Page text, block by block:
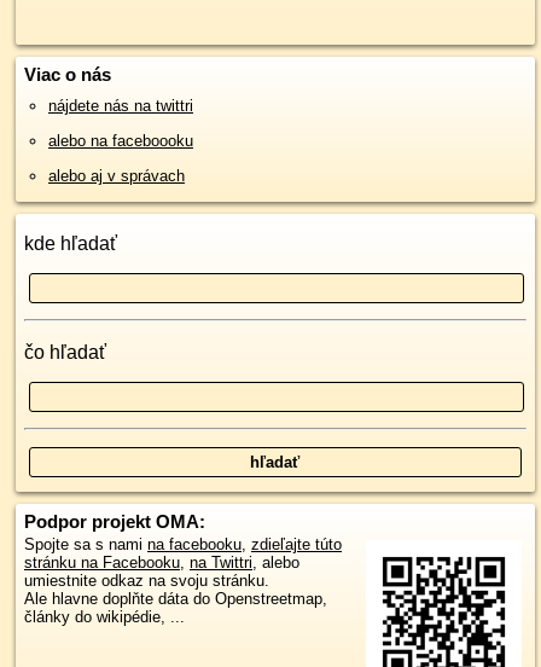
Viac o nás
nájdete nás na twittri
alebo na faceboooku
alebo aj v správach
kde hľadať
čo hľadať
Podpor projekt OMA:
Spojte sa s nami na facebooku, zdieľajte túto
stránku na Facebooku, na Twittri, alebo
umiestnite odkaz na svoju stránku.
Ale hlavne doplňte dáta do Openstreetmap,
články do wikipédie, ...